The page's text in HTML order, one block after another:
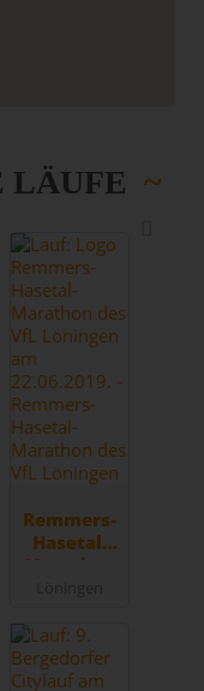
LÄUFE
Remmers-
Hasetal-
Marathon